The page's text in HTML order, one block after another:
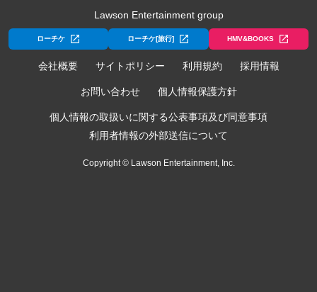
Lawson Entertainment group
ローチケ ローチケ[旅行] HMV&BOOKS
会社概要 サイトポリシー 利用規約 採用情報
お問い合わせ 個人情報保護方針
個人情報の取扱いに関する公表事項及び同意事項
利用者情報の外部送信について
Copyright © Lawson Entertainment, Inc.